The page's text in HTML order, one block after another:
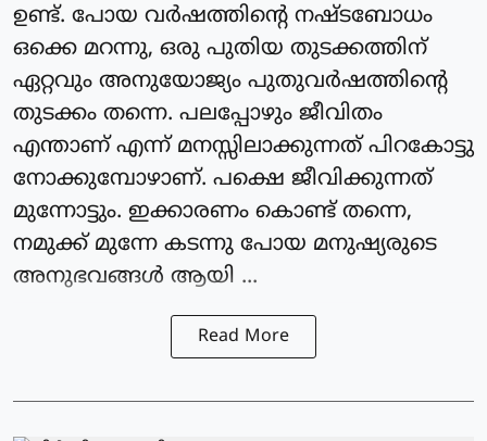
ഉണ്ട്. പോയ വര്‍ഷത്തിന്റെ നഷ്ടബോധം
ഒക്കെ മറന്നു, ഒരു പുതിയ തുടക്കത്തിന്
ഏറ്റവും അനുയോജ്യം പുതുവര്‍ഷത്തിന്റെ
തുടക്കം തന്നെ. പലപ്പോഴും ജീവിതം
എന്താണ് എന്ന് മനസ്സിലാക്കുന്നത് പിറകോട്ടു
നോക്കുമ്പോഴാണ്. പക്ഷെ ജീവിക്കുന്നത്
മുന്നോട്ടും. ഇക്കാരണം കൊണ്ട് തന്നെ,
നമുക്ക് മുന്നേ കടന്നു പോയ മനുഷ്യരുടെ
അനുഭവങ്ങള്‍ ആയി ...
Read More